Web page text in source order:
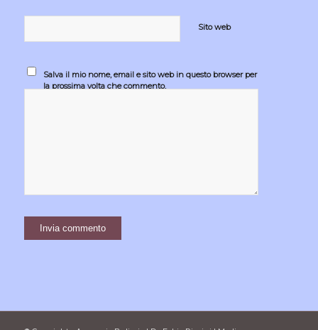
Sito web
Salva il mio nome, email e sito web in questo browser per
la prossima volta che commento.